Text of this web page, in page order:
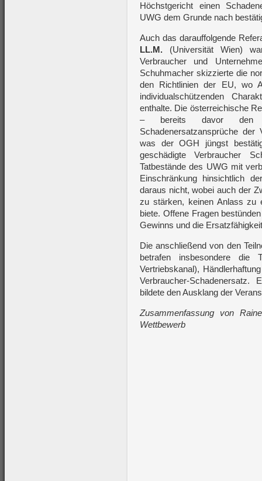
Höchstgericht einen
UWG dem Grunde nach
Auch das darauffolgende
LL.M. (Universität Wien)
Verbraucher und
Schuhmacher skizzierte die
den Richtlinien der EU, wo
individualschützenden
enthalte. Die österreichische
– bereits davor den
Schadenersatzansprüche
was der OGH jüngst
geschädigte Verbraucher
Tatbestände des UWG mit
Einschränkung hinsichtlich
daraus nicht, wobei auch der
zu stärken, keinen Anlass zu
biete. Offene Fragen
Gewinns und die
Die anschließend von den
betrafen insbesondere die
Vertriebskanal),
Verbraucher-
bildete den Ausklang der
Zusammenfassung von
Wettbewerb